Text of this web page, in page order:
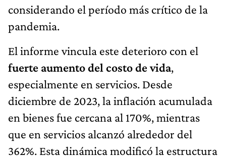
considerando el período más crítico de la
pandemia.
El informe vincula este deterioro con el
fuerte aumento del costo de vida,
especialmente en servicios. Desde
diciembre de 2023, la inflación acumulada
en bienes fue cercana al 170%, mientras
que en servicios alcanzó alrededor del
362%. Esta dinámica modificó la estructura